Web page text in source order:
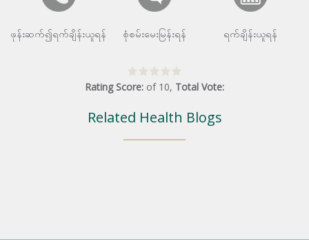
ဖုန်းဆက်၍ရက်ချိန်းယူရန် စုံစမ်းမေးမြန်းရန် ရက်ချိန်းယူရန်
Rating Score: of 10, Total Vote:
Related Health Blogs